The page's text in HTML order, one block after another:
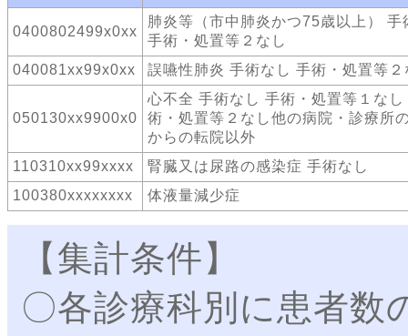
0400802499x0xx
肺炎等（市中肺炎かつ75歳以上） 手
手術・処置等２なし
040081xx99x0xx
誤嚥性肺炎 手術なし 手術・処置等２
050130xx9900x0
心不全 手術なし 手術・処置等１なし
術・処置等２なし他の病院・診療所
からの転院以外
110310xx99xxxx
腎臓又は尿路の感染症 手術なし
100380xxxxxxxx
体液量減少症
【集計条件】
〇各診療科別に患者数